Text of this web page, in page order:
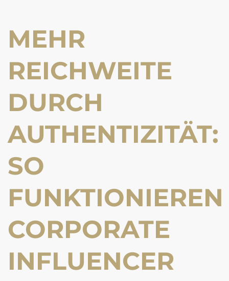
MEHR
REICHWEITE
DURCH
AUTHENTIZITÄT:
SO
FUNKTIONIEREN
CORPORATE
INFLUENCER